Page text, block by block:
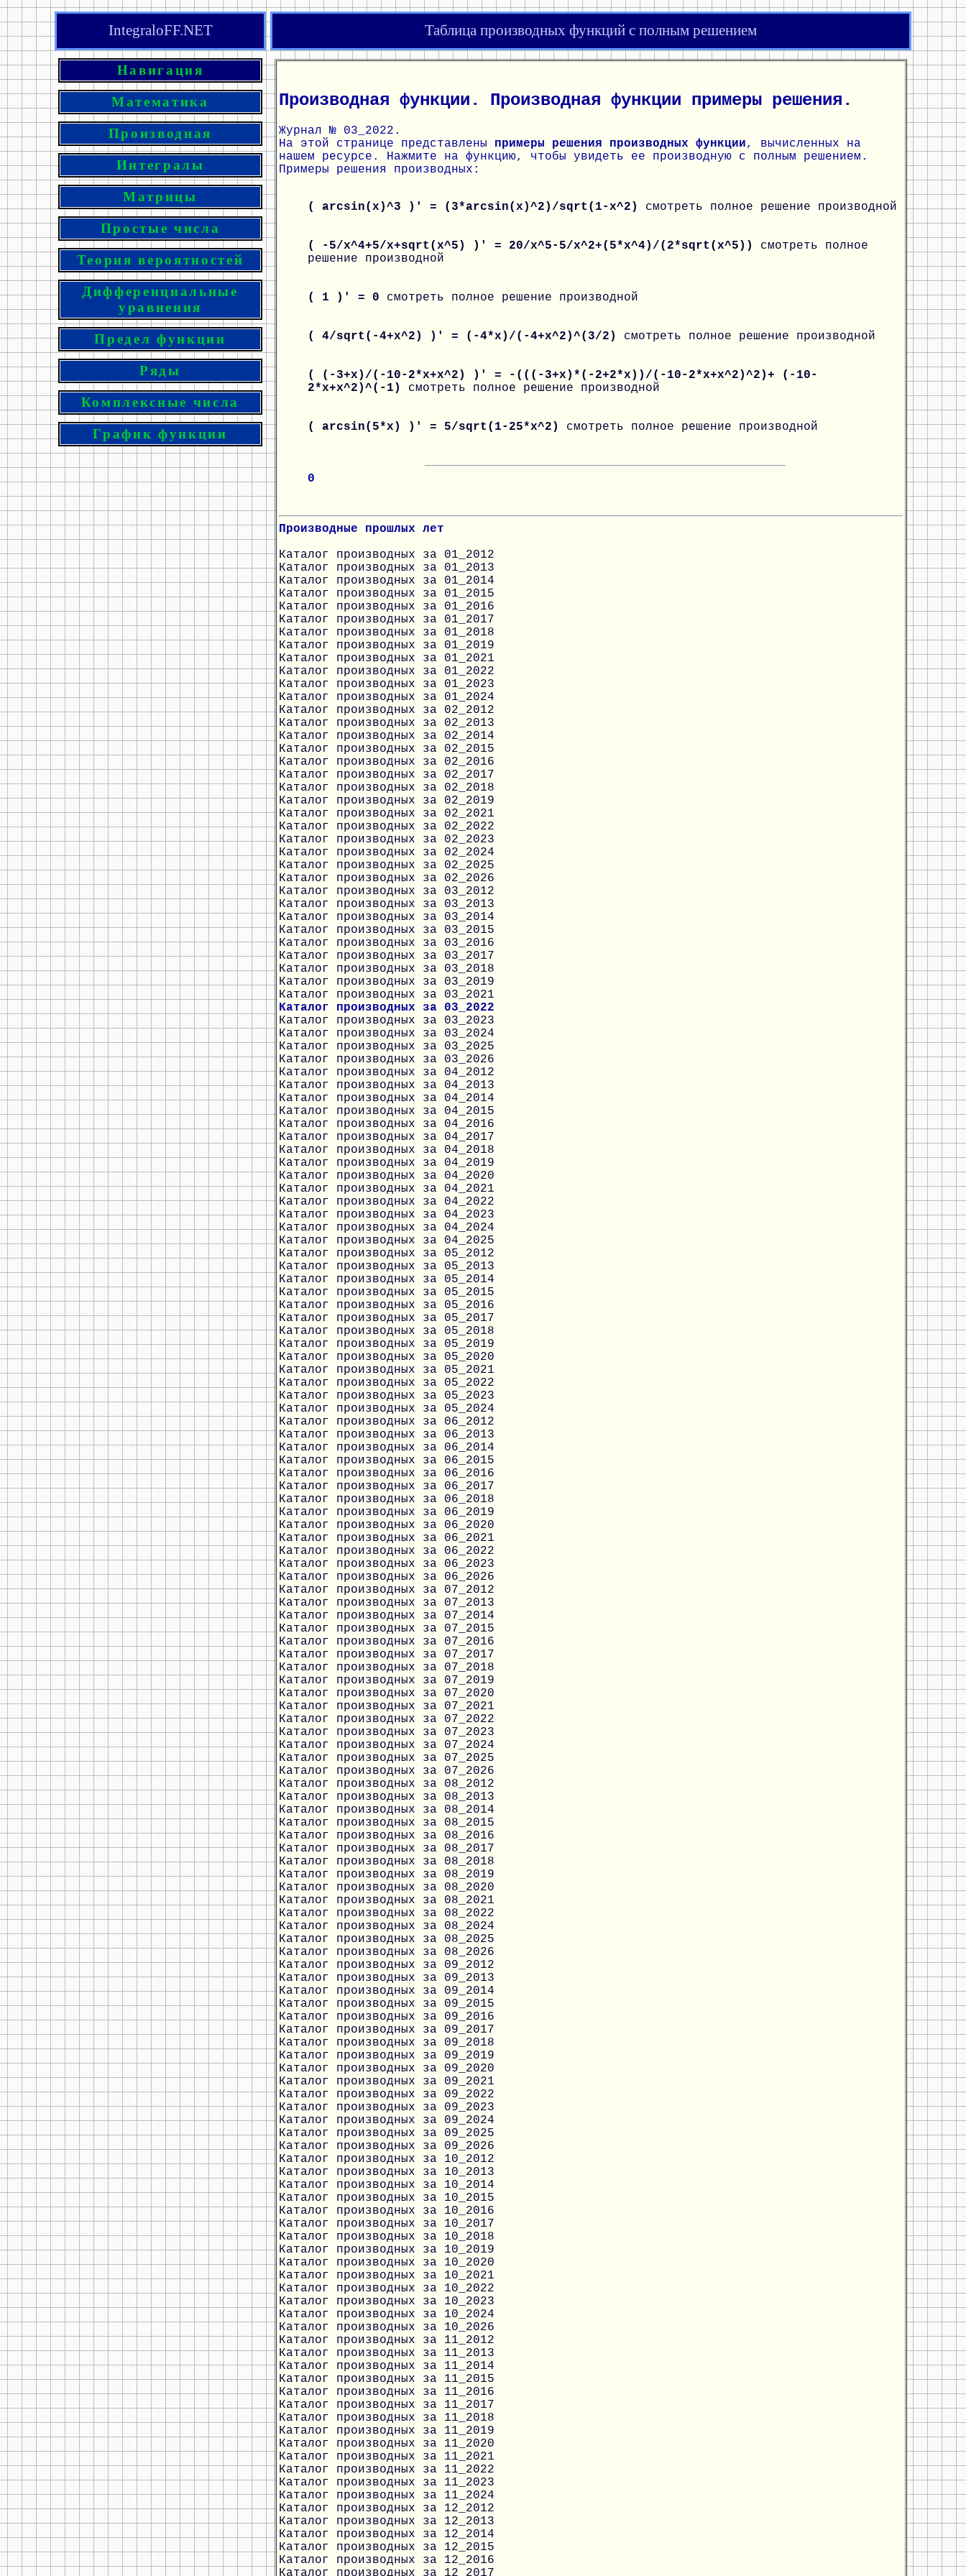
IntegraloFF.NET Таблица производных функций с полным решением
Навигация
Математика
Производная
Интегралы
Матрицы
Простые числа
Теория вероятностей
Дифференциальные
уравнения
Предел функции
Ряды
Комплексные числа
График функции
Производная функции. Производная функции примеры решения.
Журнал № 03_2022.
На этой странице представлены примеры решения производных функции, вычисленных на
нашем ресурсе. Нажмите на функцию, чтобы увидеть ее производную с полным решением.
Примеры решения производных:
( arcsin(x)^3 )' = (3*arcsin(x)^2)/sqrt(1-x^2) смотреть полное решение производной
( -5/x^4+5/x+sqrt(x^5) )' = 20/x^5-5/x^2+(5*x^4)/(2*sqrt(x^5)) смотреть полное
решение производной
( 1 )' = 0 смотреть полное решение производной
( 4/sqrt(-4+x^2) )' = (-4*x)/(-4+x^2)^(3/2) смотреть полное решение производной
( (-3+x)/(-10-2*x+x^2) )' = -(((-3+x)*(-2+2*x))/(-10-2*x+x^2)^2)+ (-10-
2*x+x^2)^(-1) смотреть полное решение производной
( arcsin(5*x) )' = 5/sqrt(1-25*x^2) смотреть полное решение производной
0
Производные прошлых лет
Каталог производных за 01_2012
Каталог производных за 01_2013
Каталог производных за 01_2014
Каталог производных за 01_2015
Каталог производных за 01_2016
Каталог производных за 01_2017
Каталог производных за 01_2018
Каталог производных за 01_2019
Каталог производных за 01_2021
Каталог производных за 01_2022
Каталог производных за 01_2023
Каталог производных за 01_2024
Каталог производных за 02_2012
Каталог производных за 02_2013
Каталог производных за 02_2014
Каталог производных за 02_2015
Каталог производных за 02_2016
Каталог производных за 02_2017
Каталог производных за 02_2018
Каталог производных за 02_2019
Каталог производных за 02_2021
Каталог производных за 02_2022
Каталог производных за 02_2023
Каталог производных за 02_2024
Каталог производных за 02_2025
Каталог производных за 02_2026
Каталог производных за 03_2012
Каталог производных за 03_2013
Каталог производных за 03_2014
Каталог производных за 03_2015
Каталог производных за 03_2016
Каталог производных за 03_2017
Каталог производных за 03_2018
Каталог производных за 03_2019
Каталог производных за 03_2021
Каталог производных за 03_2022
Каталог производных за 03_2023
Каталог производных за 03_2024
Каталог производных за 03_2025
Каталог производных за 03_2026
Каталог производных за 04_2012
Каталог производных за 04_2013
Каталог производных за 04_2014
Каталог производных за 04_2015
Каталог производных за 04_2016
Каталог производных за 04_2017
Каталог производных за 04_2018
Каталог производных за 04_2019
Каталог производных за 04_2020
Каталог производных за 04_2021
Каталог производных за 04_2022
Каталог производных за 04_2023
Каталог производных за 04_2024
Каталог производных за 04_2025
Каталог производных за 05_2012
Каталог производных за 05_2013
Каталог производных за 05_2014
Каталог производных за 05_2015
Каталог производных за 05_2016
Каталог производных за 05_2017
Каталог производных за 05_2018
Каталог производных за 05_2019
Каталог производных за 05_2020
Каталог производных за 05_2021
Каталог производных за 05_2022
Каталог производных за 05_2023
Каталог производных за 05_2024
Каталог производных за 06_2012
Каталог производных за 06_2013
Каталог производных за 06_2014
Каталог производных за 06_2015
Каталог производных за 06_2016
Каталог производных за 06_2017
Каталог производных за 06_2018
Каталог производных за 06_2019
Каталог производных за 06_2020
Каталог производных за 06_2021
Каталог производных за 06_2022
Каталог производных за 06_2023
Каталог производных за 06_2026
Каталог производных за 07_2012
Каталог производных за 07_2013
Каталог производных за 07_2014
Каталог производных за 07_2015
Каталог производных за 07_2016
Каталог производных за 07_2017
Каталог производных за 07_2018
Каталог производных за 07_2019
Каталог производных за 07_2020
Каталог производных за 07_2021
Каталог производных за 07_2022
Каталог производных за 07_2023
Каталог производных за 07_2024
Каталог производных за 07_2025
Каталог производных за 07_2026
Каталог производных за 08_2012
Каталог производных за 08_2013
Каталог производных за 08_2014
Каталог производных за 08_2015
Каталог производных за 08_2016
Каталог производных за 08_2017
Каталог производных за 08_2018
Каталог производных за 08_2019
Каталог производных за 08_2020
Каталог производных за 08_2021
Каталог производных за 08_2022
Каталог производных за 08_2024
Каталог производных за 08_2025
Каталог производных за 08_2026
Каталог производных за 09_2012
Каталог производных за 09_2013
Каталог производных за 09_2014
Каталог производных за 09_2015
Каталог производных за 09_2016
Каталог производных за 09_2017
Каталог производных за 09_2018
Каталог производных за 09_2019
Каталог производных за 09_2020
Каталог производных за 09_2021
Каталог производных за 09_2022
Каталог производных за 09_2023
Каталог производных за 09_2024
Каталог производных за 09_2025
Каталог производных за 09_2026
Каталог производных за 10_2012
Каталог производных за 10_2013
Каталог производных за 10_2014
Каталог производных за 10_2015
Каталог производных за 10_2016
Каталог производных за 10_2017
Каталог производных за 10_2018
Каталог производных за 10_2019
Каталог производных за 10_2020
Каталог производных за 10_2021
Каталог производных за 10_2022
Каталог производных за 10_2023
Каталог производных за 10_2024
Каталог производных за 10_2026
Каталог производных за 11_2012
Каталог производных за 11_2013
Каталог производных за 11_2014
Каталог производных за 11_2015
Каталог производных за 11_2016
Каталог производных за 11_2017
Каталог производных за 11_2018
Каталог производных за 11_2019
Каталог производных за 11_2020
Каталог производных за 11_2021
Каталог производных за 11_2022
Каталог производных за 11_2023
Каталог производных за 11_2024
Каталог производных за 12_2012
Каталог производных за 12_2013
Каталог производных за 12_2014
Каталог производных за 12_2015
Каталог производных за 12_2016
Каталог производных за 12_2017